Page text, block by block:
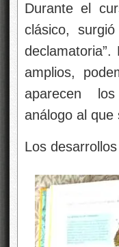
Durante el
clásico,
amplios,
aparecen los
análogo al que
Los